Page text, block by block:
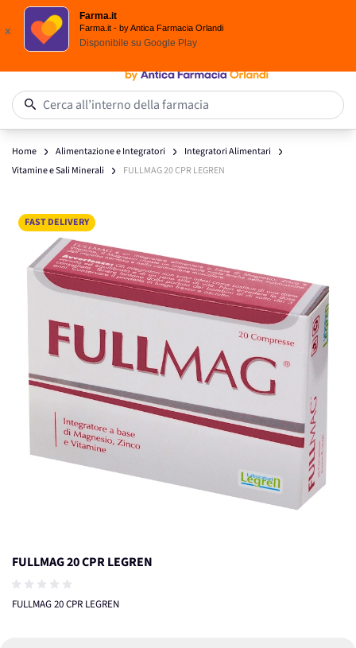
Spedizione
x
Farma.it
Farma.it - by Antica Farmacia Orlandi
Disponibile su Google Play
Salta al contenuto
Cerca all’interno della farmacia
Home Alimentazione e Integratori
Integratori Alimentari
Vitamine e Sali Minerali
FULLMAG 20 CPR LEGREN
FAST DELIVERY
Main image
Click to view image in fullscreen
FULLMAG 20 CPR LEGREN
FULLMAG 20 CPR LEGREN